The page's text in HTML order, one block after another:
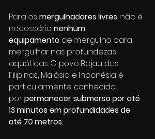
Para os mergulhadores livres, não é
necessário nenhum
equipamento de mergulho para
mergulhar nas profundezas
aquáticas. O povo Bajau das
Filipinas, Malásia e Indonésia é
particularmente conhecido
por permanecer submerso por até
13 minutos em profundidades de
até 70 metros.